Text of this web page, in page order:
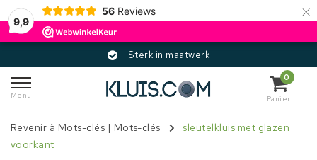
9,9
56 Reviews ×
Sterk in maatwerk
Menu
0
Panier
Revenir à Mots-clés | Mots-clés
sleutelkluis met glazen
voorkant